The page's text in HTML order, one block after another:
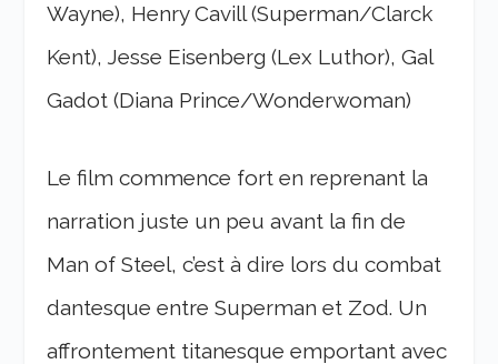
Wayne), Henry Cavill (Superman/Clarck
Kent), Jesse Eisenberg (Lex Luthor), Gal
Gadot (Diana Prince/Wonderwoman)
Le film commence fort en reprenant la
narration juste un peu avant la fin de
Man of Steel, c’est à dire lors du combat
dantesque entre Superman et Zod. Un
affrontement titanesque emportant avec